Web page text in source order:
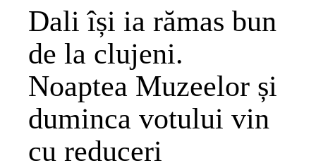
Dali își ia rămas bun
de la clujeni.
Noaptea Muzeelor și
duminca votului vin
cu reduceri